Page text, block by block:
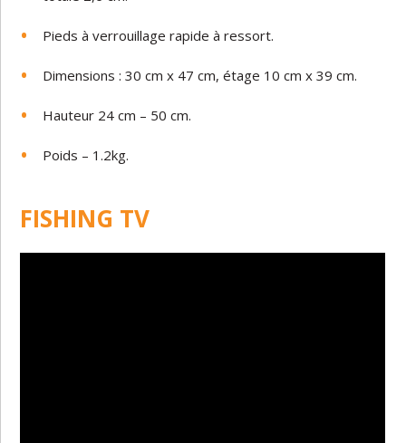
Pieds à verrouillage rapide à ressort.
Dimensions : 30 cm x 47 cm, étage 10 cm x 39 cm.
Hauteur 24 cm – 50 cm.
Poids – 1.2kg.
FISHING TV